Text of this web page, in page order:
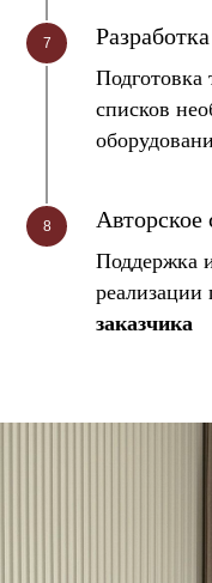
Подготовка
списков
Поддержка
реализации
заказчика